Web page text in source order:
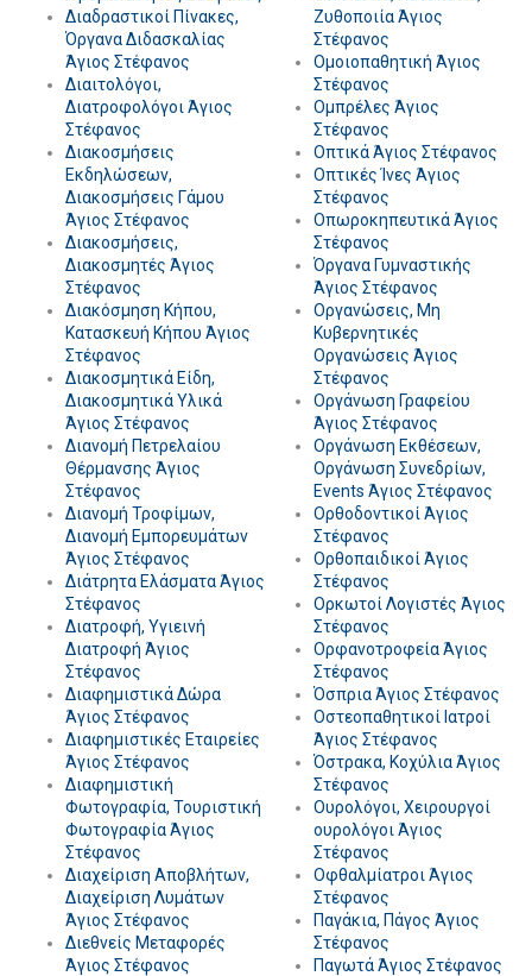
Διαδραστικοί Πίνακες,
Όργανα Διδασκαλίας
Άγιος Στέφανος
Διαιτολόγοι,
Διατροφολόγοι Άγιος
Στέφανος
Διακοσμήσεις
Εκδηλώσεων,
Διακοσμήσεις Γάμου
Άγιος Στέφανος
Διακοσμήσεις,
Διακοσμητές Άγιος
Στέφανος
Διακόσμηση Κήπου,
Κατασκευή Κήπου Άγιος
Στέφανος
Διακοσμητικά Είδη,
Διακοσμητικά Υλικά
Άγιος Στέφανος
Διανομή Πετρελαίου
Θέρμανσης Άγιος
Στέφανος
Διανομή Τροφίμων,
Διανομή Εμπορευμάτων
Άγιος Στέφανος
Διάτρητα Ελάσματα Άγιος
Στέφανος
Διατροφή, Υγιεινή
Διατροφή Άγιος
Στέφανος
Διαφημιστικά Δώρα
Άγιος Στέφανος
Διαφημιστικές Εταιρείες
Άγιος Στέφανος
Διαφημιστική
Φωτογραφία, Τουριστική
Φωτογραφία Άγιος
Στέφανος
Διαχείριση Αποβλήτων,
Διαχείριση Λυμάτων
Άγιος Στέφανος
Διεθνείς Μεταφορές
Άγιος Στέφανος
Ζυθοποιία Άγιος
Στέφανος
Ομοιοπαθητική Άγιος
Στέφανος
Ομπρέλες Άγιος
Στέφανος
Οπτικά Άγιος Στέφανος
Οπτικές Ίνες Άγιος
Στέφανος
Οπωροκηπευτικά Άγιος
Στέφανος
Όργανα Γυμναστικής
Άγιος Στέφανος
Οργανώσεις, Μη
Κυβερνητικές
Οργανώσεις Άγιος
Στέφανος
Οργάνωση Γραφείου
Άγιος Στέφανος
Οργάνωση Εκθέσεων,
Οργάνωση Συνεδρίων,
Events Άγιος Στέφανος
Ορθοδοντικοί Άγιος
Στέφανος
Ορθοπαιδικοί Άγιος
Στέφανος
Ορκωτοί Λογιστές Άγιος
Στέφανος
Ορφανοτροφεία Άγιος
Στέφανος
Όσπρια Άγιος Στέφανος
Οστεοπαθητικοί Ιατροί
Άγιος Στέφανος
Όστρακα, Κοχύλια Άγιος
Στέφανος
Ουρολόγοι, Χειρουργοί
ουρολόγοι Άγιος
Στέφανος
Οφθαλμίατροι Άγιος
Στέφανος
Παγάκια, Πάγος Άγιος
Στέφανος
Παγωτά Άγιος Στέφανος